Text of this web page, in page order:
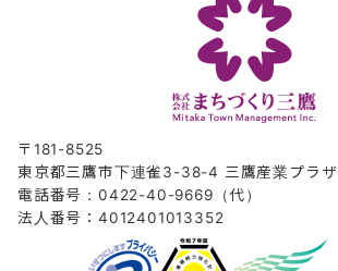
〒181-8525
東京都三鷹市下連雀3-38-4 三鷹産業プラザ
電話番号：0422-40-9669（代）
法人番号：4012401013352